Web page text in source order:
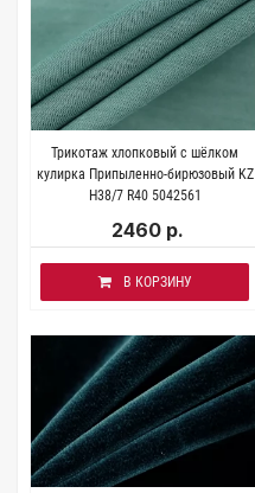
Трикотаж хлопковый с шёлком
кулирка Припыленно-бирюзовый KZ
H38/7 R40 5042561
2460 р.
В КОРЗИНУ